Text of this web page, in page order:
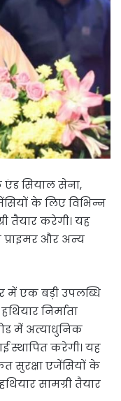
एंड सियाल सेना,
के लिए विभिन्न
तैयार करेगी। यह
प्राइमर और अन्य
में एक बड़ी उपलब्धि
निर्माता
में अत्याधुनिक
स्थापित करेगी। यह
सुरक्षा एजेंसियों के
सामग्री तैयार